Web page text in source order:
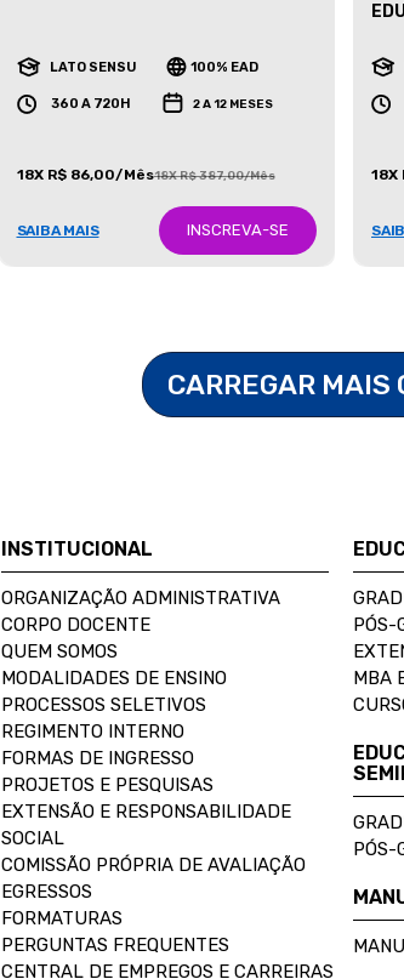
LATO SENSU 100% EAD
360 A 720H 2 A 12 MESES
18X R$ 86,00/Mês18X R$ 387,00/Mês
SAIBA MAIS INSCREVA-SE
18X
CARREGAR MAIS
INSTITUCIONAL
ORGANIZAÇÃO ADMINISTRATIVA
CORPO DOCENTE
QUEM SOMOS
MODALIDADES DE ENSINO
PROCESSOS SELETIVOS
REGIMENTO INTERNO
FORMAS DE INGRESSO
PROJETOS E PESQUISAS
EXTENSÃO E RESPONSABILIDADE
SOCIAL
COMISSÃO PRÓPRIA DE AVALIAÇÃO
EGRESSOS
FORMATURAS
PERGUNTAS FREQUENTES
CENTRAL DE EMPREGOS E CARREIRAS
PÓS-
MBA
PÓS-